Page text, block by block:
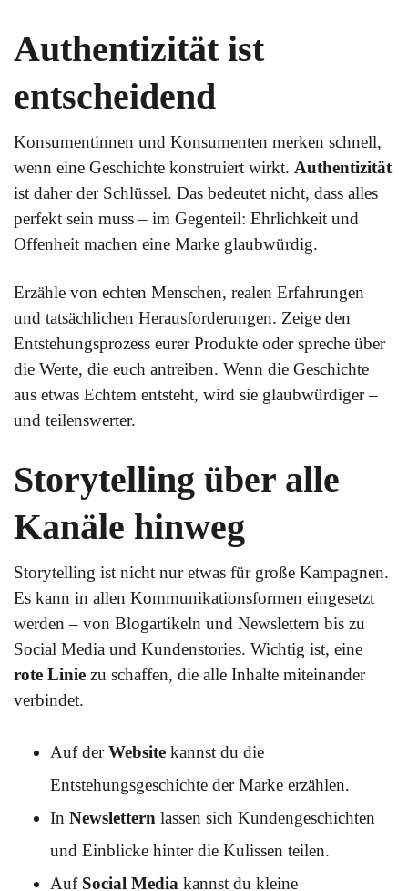
Authentizität ist
entscheidend
Konsumentinnen und Konsumenten merken schnell,
wenn eine Geschichte konstruiert wirkt. Authentizität
ist daher der Schlüssel. Das bedeutet nicht, dass alles
perfekt sein muss – im Gegenteil: Ehrlichkeit und
Offenheit machen eine Marke glaubwürdig.
Erzähle von echten Menschen, realen Erfahrungen
und tatsächlichen Herausforderungen. Zeige den
Entstehungsprozess eurer Produkte oder spreche über
die Werte, die euch antreiben. Wenn die Geschichte
aus etwas Echtem entsteht, wird sie glaubwürdiger –
und teilenswerter.
Storytelling über alle
Kanäle hinweg
Storytelling ist nicht nur etwas für große Kampagnen.
Es kann in allen Kommunikationsformen eingesetzt
werden – von Blogartikeln und Newslettern bis zu
Social Media und Kundenstories. Wichtig ist, eine
rote Linie zu schaffen, die alle Inhalte miteinander
verbindet.
Auf derWebsite kannst du die
Entstehungsgeschichte der Marke erzählen.
In Newslettern lassen sich Kundengeschichten
und Einblicke hinter die Kulissen teilen.
Auf Social Media kannst du kleine